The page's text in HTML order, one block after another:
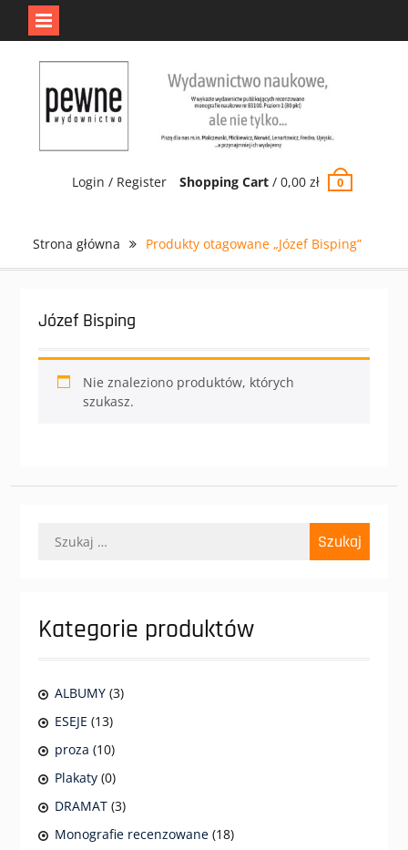
Login / Register Shopping Cart /0,00zł 0
Strona główna Produkty otagowane „Józef Bisping”
Józef Bisping
Nie znaleziono produktów, których
szukasz.
Kategorie produktów
ALBUMY (3)
ESEJE (13)
proza (10)
Plakaty (0)
DRAMAT (3)
Monografie recenzowane (18)